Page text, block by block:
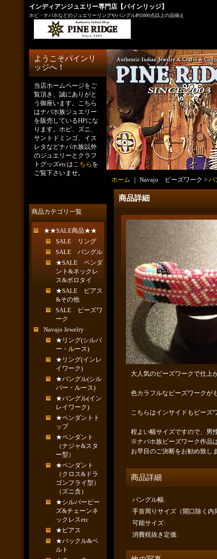
インディアンジュエリー専門店【パインリッジ】
ホピ・ナバホなどのジュエリーリングやバングル約5000点以上の品揃え
ようこそパインリ
ッジへ！
当店ホームページをご
覧頂き、誠にありがと
う御座います。こちら
はナバホ族ジュエリー
を販売しているHPにな
ります。ホピ、ズニ、
サントドミンゴ、イス
レタなどナバホ族以外
のジュエリーとクラフ
トグッズetcはこちら を
ご覧下さいませ。
商品カテゴリ一覧
★★SALE商品★★
SALE リング
SALE バングル
★SALE ペンダ
ント&ネックレ
ス&ボロタイ
★SALE ピアス
&その他
SALE ビーズワ
ーク
Navajo Jewelry
★リング(シルバ
ー・ルース)
★リング(インレ
イワーク)
★バングル(シル
バー・ルース)
★バングル(イン
レイワーク)
★ペンダントト
ップ
★ペンダント
（ナジャ&スタ
ー型）
★ペンダント
（クロス&ドラ
ゴンフライ型）
（ズニ含）
★シルバービー
ズ&チェーンネ
ックレスetc
★ピアス
★バックル&ベ
ルト
ホーム ｜ Navajo ビーズワーク > バ
商品詳細
大人気のビーズワークで仕上
色カラフルなビーズワークが
こちらはインサイドもビーズ
程よい幅サイズですので、男
※ナバホ族ビーズワーク作品
お早目のご決断をお勧め致し
商品詳細
バングル幅:
手首周りサイズ（開口除く内
可能サイズ:
消費税抜き定価: